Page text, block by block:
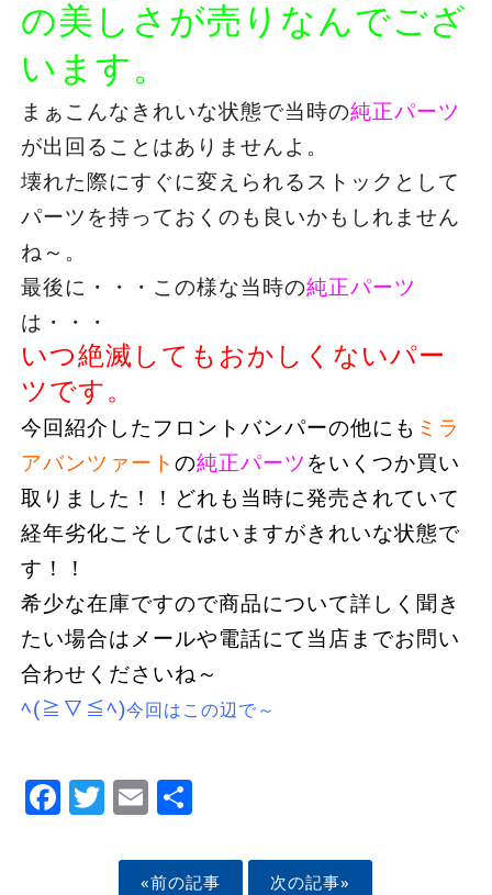
の美しさが売りなんでござ
います。
まぁこんなきれいな状態で当時の純正パーツ
が出回ることはありませんよ。
壊れた際にすぐに変えられるストックとして
パーツを持っておくのも良いかもしれません
ね～。
最後に・・・この様な当時の純正パーツ
は・・・
いつ絶滅してもおかしくないパー
ツです。
今回紹介したフロントバンパーの他にも ミラ
アバンツァート の純正パーツ をいくつか買い
取りました！！どれも当時に発売されていて
経年劣化こそしてはいますがきれいな状態で
す！！
希少な在庫ですので商品について詳しく聞き
たい場合はメールや電話にて当店までお問い
合わせくださいね～
ﾍ(≧▽≦ﾍ)今回はこの辺で～
Facebook
Twitter
EmailShare
«前の記事 次の記事»